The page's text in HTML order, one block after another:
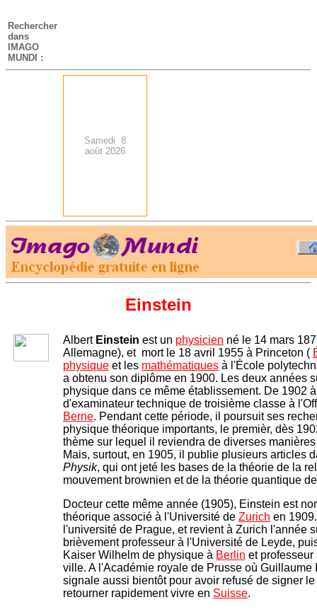
-
Rechercher
dans
IMAGO
MUNDI :
Samedi 8
août 2026
.
Einstein
Albert Einstein est un physicien né le 14 mars
Allemagne), et mort le 18 avril 1955 à Princeton (
physique et les mathématiques à l'École
a obtenu son diplôme en 1900. Les deux années
physique dans ce même établissement. De 1902
d'examinateur technique de troisième classe à
Berne. Pendant cette période, il poursuit ses
physique théorique importants, le premièr, dès
thème sur lequel il reviendra de diverses
Mais, surtout, en 1905, il publie plusieurs articles
Physik, qui ont jeté les bases de la théorie de la
mouvement brownien et de la théorie quantique
Docteur cette même année (1905), Einstein est
théorique associé à l'Université de Zurich en
l'université de Prague, et revient à Zurich l'année
brièvement professeur à l'Université de Leyde,
Kaiser Wilhelm de physique à Berlin et
ville. A l'Académie royale de Prusse où Guillaume
signale aussi bientôt pour avoir refusé de signer le
retourner rapidement vivre en Suisse.
-